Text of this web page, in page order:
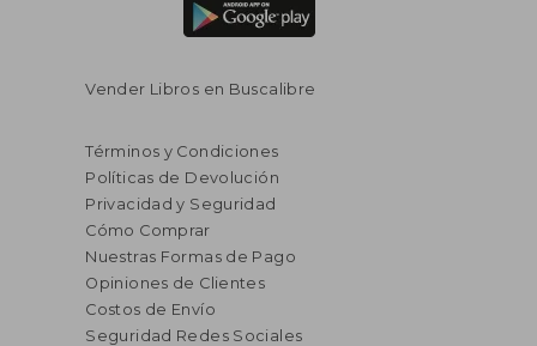
Vender Libros en Buscalibre
Términos y Condiciones
Políticas de Devolución
Privacidad y Seguridad
Cómo Comprar
Nuestras Formas de Pago
Opiniones de Clientes
Costos de Envío
Seguridad Redes Sociales